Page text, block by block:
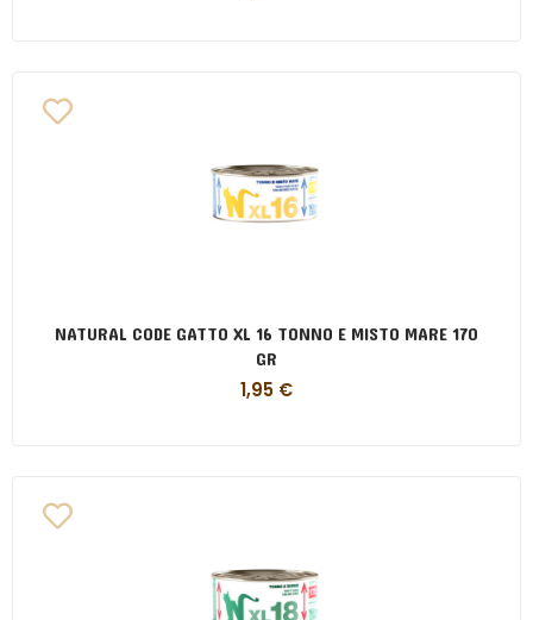
NATURAL CODE GATTO XL 16 TONNO E MISTO MARE 170
GR
1,95 €